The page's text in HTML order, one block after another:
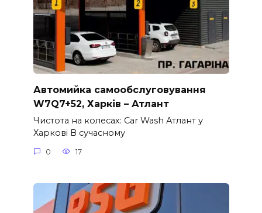
Автомийка самообслуговування
W7Q7+52, Харків – Атлант
Чистота на колесах: Car Wash Атлант у
Харкові В сучасному
0 17